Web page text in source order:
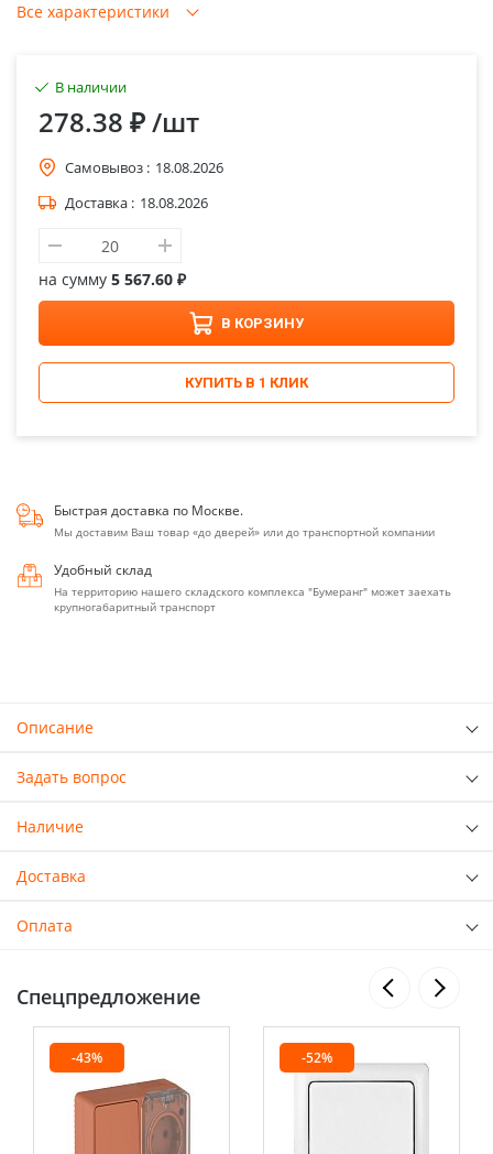
Все характеристики
В наличии
278.38 ₽/шт
Самовывоз : 18.08.2026
Доставка : 18.08.2026
на сумму 5 567.60 ₽
В КОРЗИНУ
КУПИТЬ В 1 КЛИК
Быстрая доставка по Москве.
Мы доставим Ваш товар «до дверей» или до транспортной компании
Удобный склад
На территорию нашего складского комплекса "Бумеранг" может заехать
крупногабаритный транспорт
Описание
Задать вопрос
Наличие
Доставка
Оплата
Спецпредложение
-43% -52%